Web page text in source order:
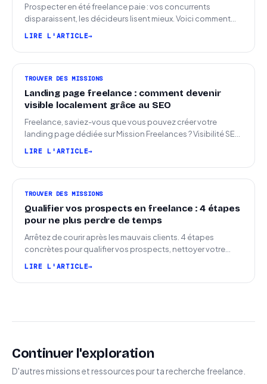
Prospecter en été freelance paie : vos concurrents
disparaissent, les décideurs lisent mieux. Voici comment
LIRE L'ARTICLE
TROUVER DES MISSIONS
Landing page freelance : comment devenir
visible localement grâce au SEO
Freelance, saviez-vous que vous pouvez créer votre
landing page dédiée sur Mission Freelances ? Visibilité SEO
LIRE L'ARTICLE
TROUVER DES MISSIONS
Qualifier vos prospects en freelance : 4 étapes
pour ne plus perdre de temps
Arrêtez de courir après les mauvais clients. 4 étapes
concrètes pour qualifier vos prospects, nettoyer votre
LIRE L'ARTICLE
Continuer l'exploration
D'autres missions et ressources pour ta recherche freelance.